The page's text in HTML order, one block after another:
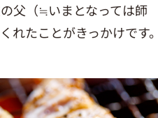
父（≒いまとなっては師
れたことがきっかけです